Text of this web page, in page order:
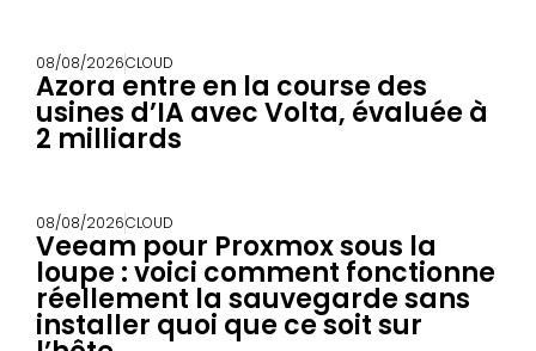
08/08/2026CLOUD
Azora entre en la course des
usines d’IA avec Volta, évaluée à
2 milliards
08/08/2026CLOUD
Veeam pour Proxmox sous la
loupe : voici comment fonctionne
réellement la sauvegarde sans
installer quoi que ce soit sur